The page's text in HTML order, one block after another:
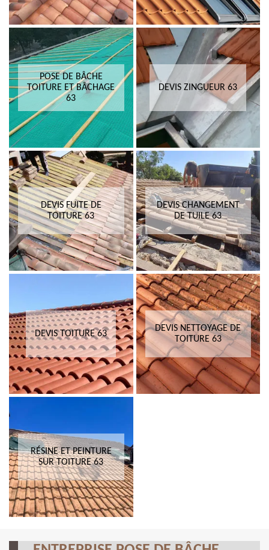
POSE DE BÂCHE
TOITURE ET BÂCHAGE
63
DEVIS ZINGUEUR 63
DEVIS FUITE DE
TOITURE 63
DEVIS CHANGEMENT
DE TUILE 63
DEVIS TOITURE 63
DEVIS NETTOYAGE DE
TOITURE 63
RÉSINE ET PEINTURE
SUR TOITURE 63